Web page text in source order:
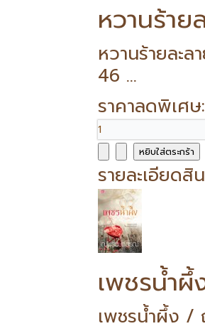
หวานร้าย
หวานร้ายละ
46 ...
ราคาลดพิเศ
รายละเอียดสิ
เพชรน้ำผึ้
เพชรน้ำผึ้ง